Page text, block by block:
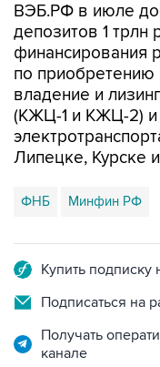
ВЭБ.РФ в июле
депозитов 1
финансирования
по
владение и
(КЖЦ-1 и КЖЦ-2) и
Липецке, Курске
ФНБ Минфин РФ
Купить
Подписаться на
Получать
канале